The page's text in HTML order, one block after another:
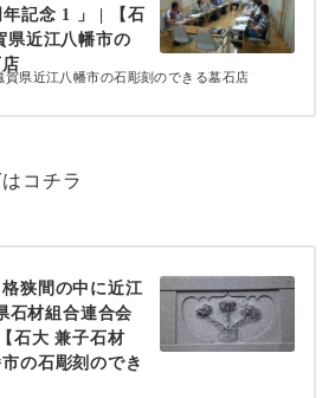
記念 1 」 | 【石
県近江八幡市の
コチラ
格狭間の中に近江
石材組合連合会
石大 兼子石材
の石彫刻のでき
賀県近江八幡市の石彫刻のできる墓石店